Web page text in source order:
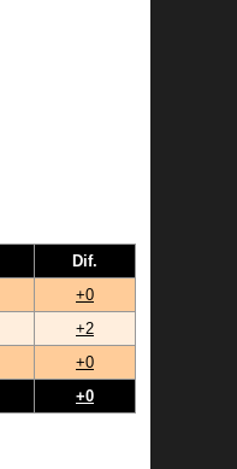
Dif.
+0
+2
+0
+0